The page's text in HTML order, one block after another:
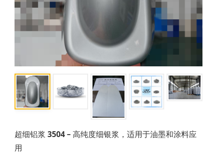
超细铝浆 3504 – 高纯度细银浆，适用于油墨和涂料应
用